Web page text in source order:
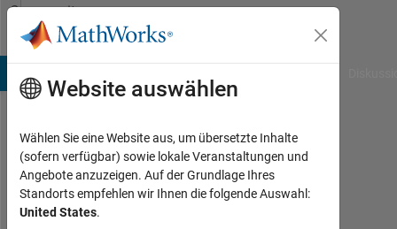
Weiter zum Inhalt
Community
Profile
Mostafa
Beshr
Last
Website auswählen
Wählen Sie eine Website aus, um übersetzte Inhalte
(sofern verfügbar) sowie lokale Veranstaltungen und
Angebote anzuzeigen. Auf der Grundlage Ihres
Standorts empfehlen wir Ihnen die folgende Auswahl:
United States.